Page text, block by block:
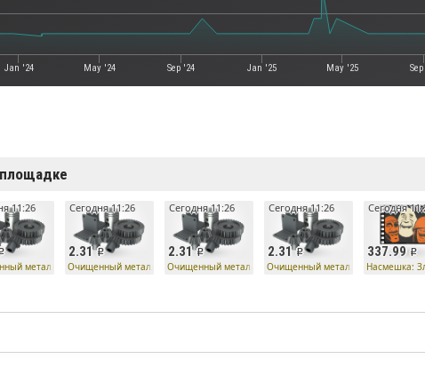
Jan '24 May '24 Sep '24 Jan '25 May '25
11:26
металл
2.31
Сегодня 11:26
Очищенный металл
2.31
Сегодня 11:26
Очищенный металл
2.31
Сегодня 11:26
Очищенный металл
337.99
Сегодня
Насмешка: